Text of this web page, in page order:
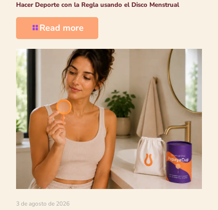
Hacer Deporte con la Regla usando el Disco Menstrual
Read more
3 de agosto de 2026